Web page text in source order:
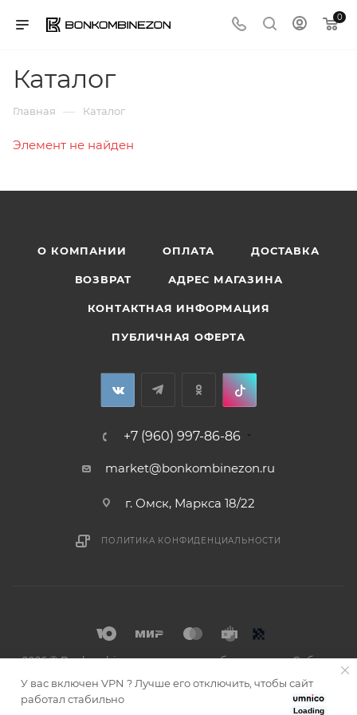
0
Каталог
Главная — Каталог
Элемент не найден
О КОМПАНИИ ОПЛАТА ДОСТАВКА
ВОЗВРАТ АДРЕС МАГАЗИНА
КОНТАКТНАЯ ИНФОРМАЦИЯ
ПУБЛИЧНАЯ ОФЕРТА
+7 (960) 997-86-86
market@bonkombinezon.ru
г. Омск, Маркса 18/22
ПОЛИТИКА КОНФИДЕНЦИАЛЬНОСТИ
2026 © Bonkombinezon- зимние комбинезоны из Сибири
Loading
У вас включен VPN ? Лучше его отключить, чтобы сайт
работал стабильно